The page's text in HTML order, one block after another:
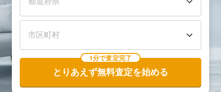
1分で査定完了
とりあえず無料査定を始める